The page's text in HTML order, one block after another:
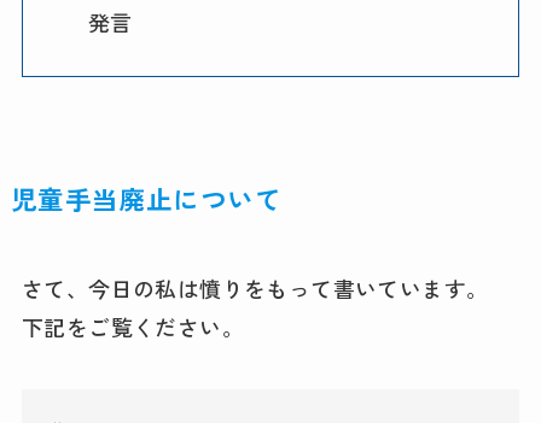
発言
児童手当廃止について
さて、今日の私は憤りをもって書いています。
下記をご覧ください。